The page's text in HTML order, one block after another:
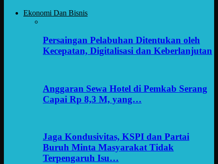
Ekonomi Dan Bisnis
Persaingan Pelabuhan Ditentukan oleh
Kecepatan, Digitalisasi dan Keberlanjutan
Anggaran Sewa Hotel di Pemkab Serang
Capai Rp 8,3 M, yang…
Jaga Kondusivitas, KSPI dan Partai
Buruh Minta Masyarakat Tidak
Terpengaruh Isu…